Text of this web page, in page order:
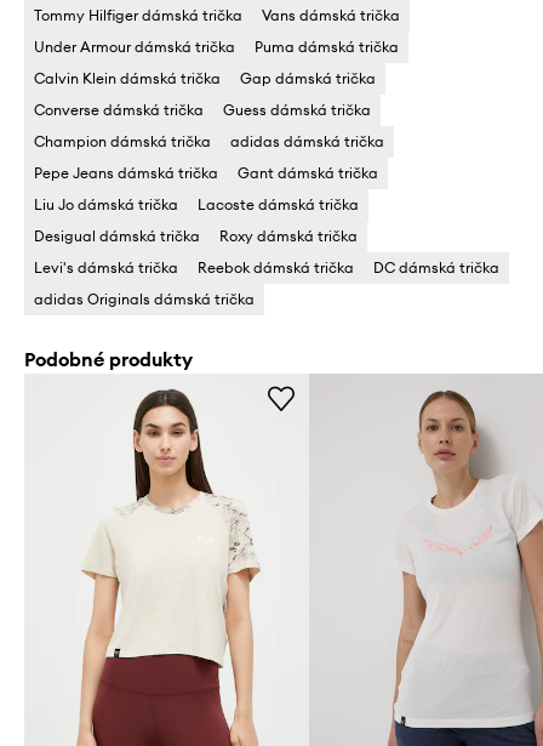
Tommy Hilfiger dámská trička
Vans dámská trička
Under Armour dámská trička
Puma dámská trička
Calvin Klein dámská trička
Gap dámská trička
Converse dámská trička
Guess dámská trička
Champion dámská trička
adidas dámská trička
Pepe Jeans dámská trička
Gant dámská trička
Liu Jo dámská trička
Lacoste dámská trička
Desigual dámská trička
Roxy dámská trička
Levi's dámská trička
Reebok dámská trička
DC dámská trička
adidas Originals dámská trička
Podobné produkty